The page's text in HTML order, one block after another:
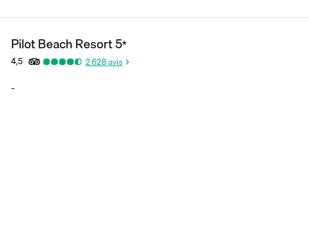
Pilot Beach Resort5*
4,5 2 628avis
-